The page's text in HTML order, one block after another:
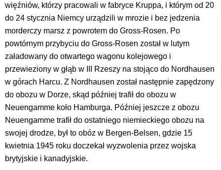
więźniów, którzy pracowali w fabryce Kruppa, i którym od 20
do 24 stycznia Niemcy urządzili w mrozie i bez jedzenia
morderczy marsz z powrotem do Gross-Rosen. Po
powtórnym przybyciu do Gross-Rosen został w lutym
załadowany do otwartego wagonu kolejowego i
przewieziony w głąb w III Rzeszy na stojąco do Nordhausen
w górach Harcu. Z Nordhausen został następnie zapędzony
do obozu w Dorze, skąd później trafił do obozu w
Neuengamme koło Hamburga. Później jeszcze z obozu
Neuengamme trafił do ostatniego niemieckiego obozu na
swojej drodze, był to obóz w Bergen-Belsen, gdzie 15
kwietnia 1945 roku doczekał wyzwolenia przez wojska
brytyjskie i kanadyjskie.